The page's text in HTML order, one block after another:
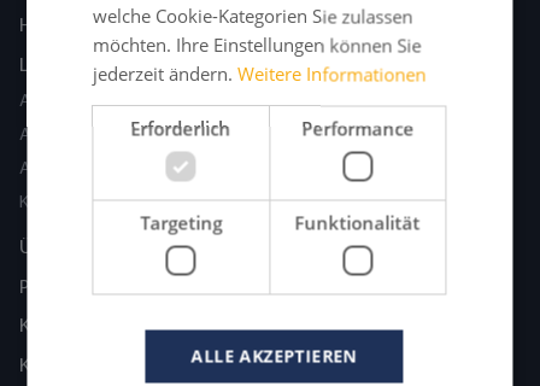
Home
Laseranlagen
ASKIAS Adaption
ASKIAS Agilion
ASKIAS Precision
KIMLA Laserschneidanlagen
Über uns
Partner
Karriere
Kontakt
SPANISH
welche Cookie-Kategorien Sie zulassen
möchten. Ihre Einstellungen können Sie
jederzeit ändern. Weitere Informationen
Erforderlich Performance
Targeting Funktionalität
ALLE AKZEPTIEREN